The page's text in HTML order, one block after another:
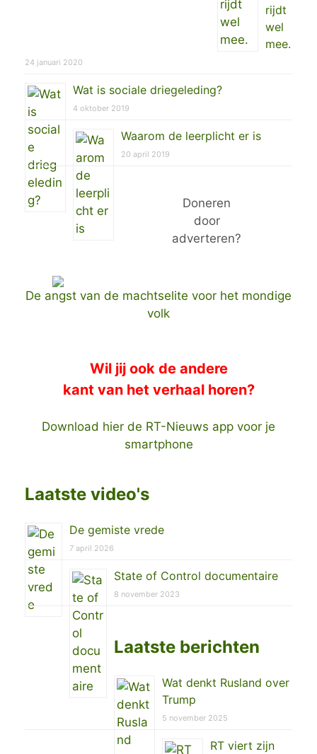
rijdt
wel
mee.
24 januari 2020
Wat is sociale driegeleding?
4 oktober 2019
Waarom de leerplicht er is
20 april 2019
Doneren
door
adverteren?
De angst van de machtselite voor het mondige
volk
Wil jij ook de andere
kant van het verhaal horen?
Download hier de RT-Nieuws app voor je
smartphone
Laatste video's
De gemiste vrede
7 april 2026
State of Control documentaire
8 november 2023
Laatste berichten
Wat denkt Rusland over
Trump
5 november 2025
RT viert zijn